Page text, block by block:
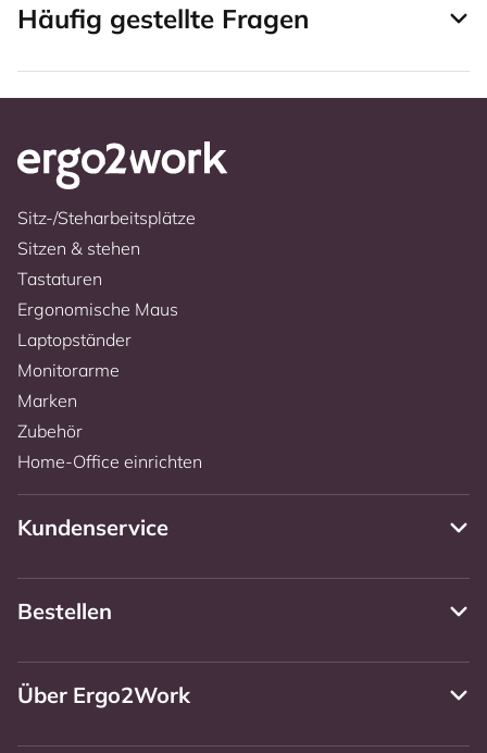
Häufig gestellte Fragen
Sitz-/Steharbeitsplätze
Sitzen & stehen
Tastaturen
Ergonomische Maus
Laptopständer
Monitorarme
Marken
Zubehör
Home-Office einrichten
Kundenservice
Bestellen
Über Ergo2Work